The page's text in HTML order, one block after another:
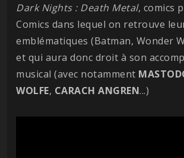
Dark Nights : Death Metal, comics
Comics dans lequel on retrouve
emblématiques (Batman, Wonder
et qui aura donc droit à son
musical (avec notamment
WOLFE, CARACH ANGREN...)